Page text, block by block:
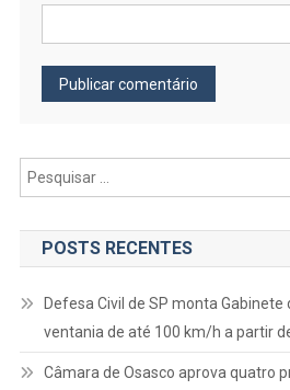
POSTS RECENTES
Defesa Civil de SP monta
ventania de até 100 km/h a partir
Câmara de Osasco aprova quatro